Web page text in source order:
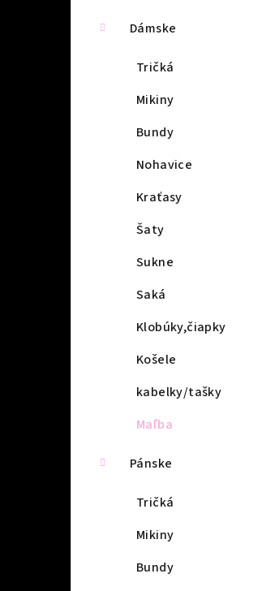
Dámske
Tričká
Mikiny
Bundy
Nohavice
Kraťasy
Šaty
Sukne
Saká
Klobúky,čiapky
Košele
kabelky/tašky
Maľba
Pánske
Tričká
Mikiny
Bundy